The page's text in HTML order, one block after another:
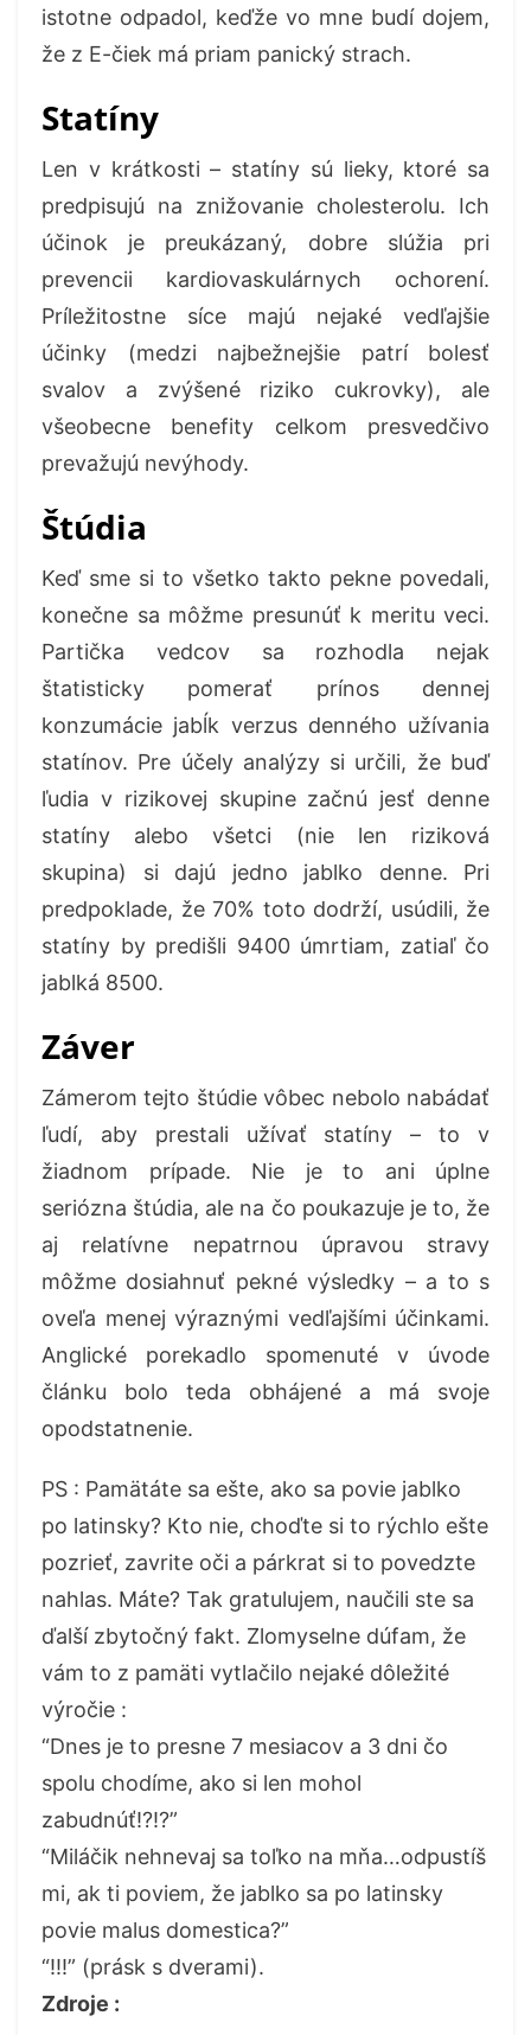
istotne odpadol, keďže vo mne budí dojem,
že z E-čiek má priam panický strach.
Statíny
Len v krátkosti – statíny sú lieky, ktoré sa
predpisujú na znižovanie cholesterolu. Ich
účinok je preukázaný, dobre slúžia pri
prevencii kardiovaskulárnych ochorení.
Príležitostne síce majú nejaké vedľajšie
účinky (medzi najbežnejšie patrí bolesť
svalov a zvýšené riziko cukrovky), ale
všeobecne benefity celkom presvedčivo
prevažujú nevýhody.
Štúdia
Keď sme si to všetko takto pekne povedali,
konečne sa môžme presunúť k meritu veci.
Partička vedcov sa rozhodla nejak
štatisticky pomerať prínos dennej
konzumácie jabĺk verzus denného užívania
statínov. Pre účely analýzy si určili, že buď
ľudia v rizikovej skupine začnú jesť denne
statíny alebo všetci (nie len riziková
skupina) si dajú jedno jablko denne. Pri
predpoklade, že 70% toto dodrží, usúdili, že
statíny by predišli 9400 úmrtiam, zatiaľ čo
jablká 8500.
Záver
Zámerom tejto štúdie vôbec nebolo nabádať
ľudí, aby prestali užívať statíny – to v
žiadnom prípade. Nie je to ani úplne
seriózna štúdia, ale na čo poukazuje je to, že
aj relatívne nepatrnou úpravou stravy
môžme dosiahnuť pekné výsledky – a to s
oveľa menej výraznými vedľajšími účinkami.
Anglické porekadlo spomenuté v úvode
článku bolo teda obhájené a má svoje
opodstatnenie.
PS : Pamätáte sa ešte, ako sa povie jablko
po latinsky? Kto nie, choďte si to rýchlo ešte
pozrieť, zavrite oči a párkrat si to povedzte
nahlas. Máte? Tak gratulujem, naučili ste sa
ďalší zbytočný fakt. Zlomyselne dúfam, že
vám to z pamäti vytlačilo nejaké dôležité
výročie :
“Dnes je to presne 7 mesiacov a 3 dni čo
spolu chodíme, ako si len mohol
zabudnúť!?!?”
“Miláčik nehnevaj sa toľko na mňa…odpustíš
mi, ak ti poviem, že jablko sa po latinsky
povie malus domestica?”
“!!!” (prásk s dverami).
Zdroje :